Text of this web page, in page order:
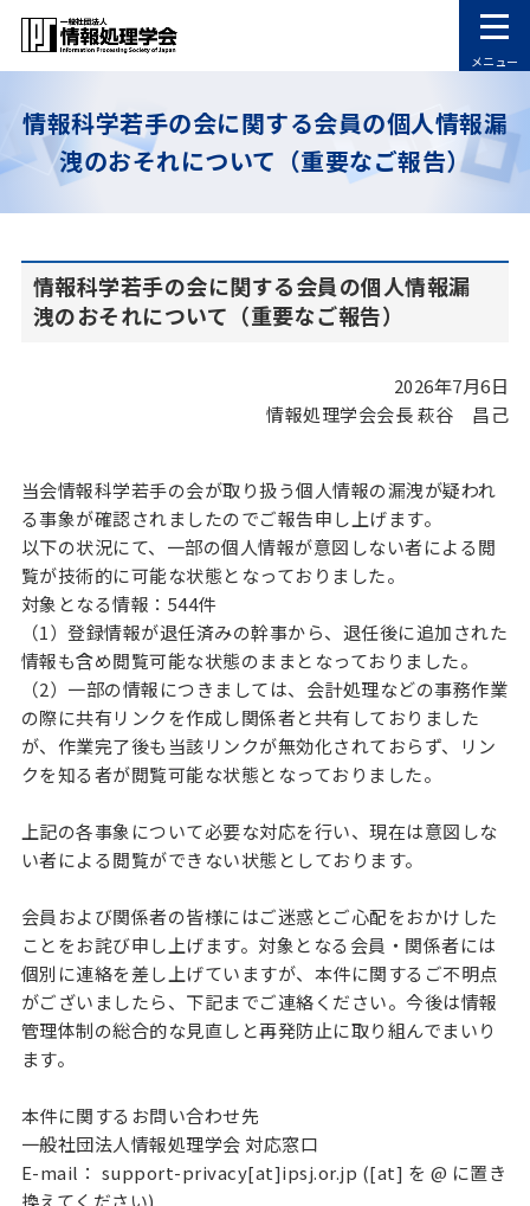
メニュー
情報科学若手の会に関する会員の個人情報漏
洩のおそれについて（重要なご報告）
情報科学若手の会に関する会員の個人情報漏
洩のおそれについて（重要なご報告）
2026年7月6日
情報処理学会会長 萩谷 昌己
当会情報科学若手の会が取り扱う個人情報の漏洩が疑われ
る事象が確認されましたのでご報告申し上げます。
以下の状況にて、一部の個人情報が意図しない者による閲
覧が技術的に可能な状態となっておりました。
対象となる情報：544件
（1）登録情報が退任済みの幹事から、退任後に追加された
情報も含め閲覧可能な状態のままとなっておりました。
（2）一部の情報につきましては、会計処理などの事務作業
の際に共有リンクを作成し関係者と共有しておりました
が、作業完了後も当該リンクが無効化されておらず、リン
クを知る者が閲覧可能な状態となっておりました。
上記の各事象について必要な対応を行い、現在は意図しな
い者による閲覧ができない状態としております。
会員および関係者の皆様にはご迷惑とご心配をおかけした
ことをお詫び申し上げます。対象となる会員・関係者には
個別に連絡を差し上げていますが、本件に関するご不明点
がございましたら、下記までご連絡ください。今後は情報
管理体制の総合的な見直しと再発防止に取り組んでまいり
ます。
本件に関するお問い合わせ先
一般社団法人情報処理学会 対応窓口
E-mail： support-privacy[at]ipsj.or.jp ([at] を @ に置き
換えてください)